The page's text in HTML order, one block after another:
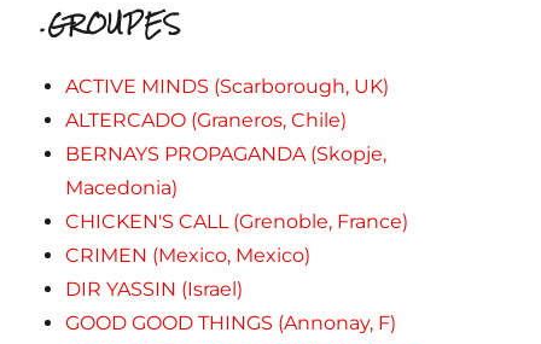
.GROUPES
ACTIVE MINDS (Scarborough, UK)
ALTERCADO (Graneros, Chile)
BERNAYS PROPAGANDA (Skopje,
Macedonia)
CHICKEN'S CALL (Grenoble, France)
CRIMEN (Mexico, Mexico)
DIR YASSIN (Israel)
GOOD GOOD THINGS (Annonay, F)